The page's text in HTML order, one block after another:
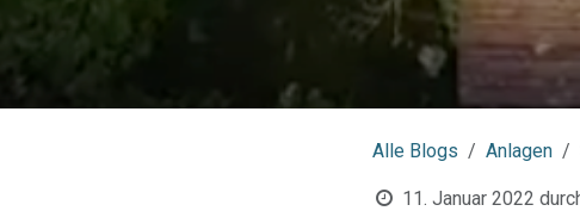
Alle Blogs Anlagen
11. Januar 2022